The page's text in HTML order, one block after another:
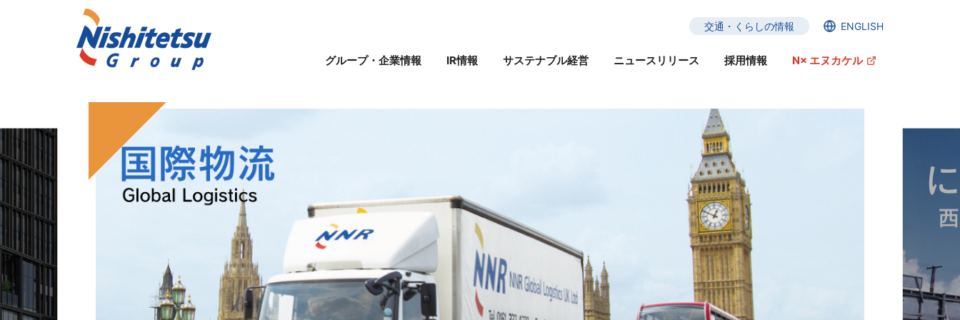
交通・くらしの情報 ENGLISH
グループ・企業情報
トップメッセージ 経営方針 会社案内
グループ・企業情報
経営方針 業績・財務情報 IRライブラリ
サステナビリティ・ファイナンス
電子公告
株価情報
IR情報
サステナブル経営
サステナブル経営の推進 安全に対する取り組み ガバナンスへの取り組み
サステナブル経営 ニュースリリース 採用情報 N× エヌカケル